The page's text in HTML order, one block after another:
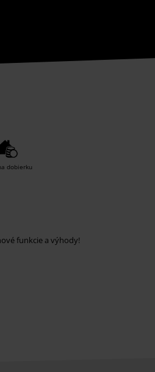
dobierku
funkcie a výhody!